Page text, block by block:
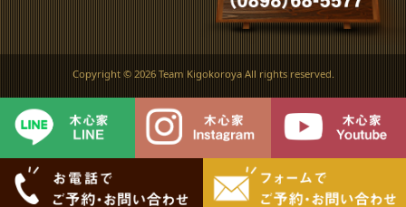
Copyright © 2026 Team Kigokoroya All rights reserved.